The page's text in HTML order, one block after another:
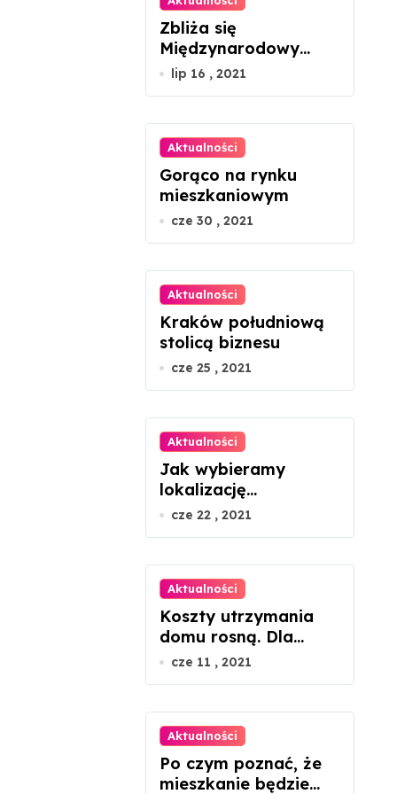
Zbliża się
Międzynarodowy
Dzień Szachów
lip 16 , 2021
Aktualności
Gorąco na rynku
mieszkaniowym
cze 30 , 2021
Aktualności
Kraków południową
stolicą biznesu
cze 25 , 2021
Aktualności
Jak wybieramy
lokalizację
mieszkania?
cze 22 , 2021
Aktualności
Koszty utrzymania
domu rosną. Dla
seniorów to dramat
cze 11 , 2021
Aktualności
Po czym poznać, że
mieszkanie będzie